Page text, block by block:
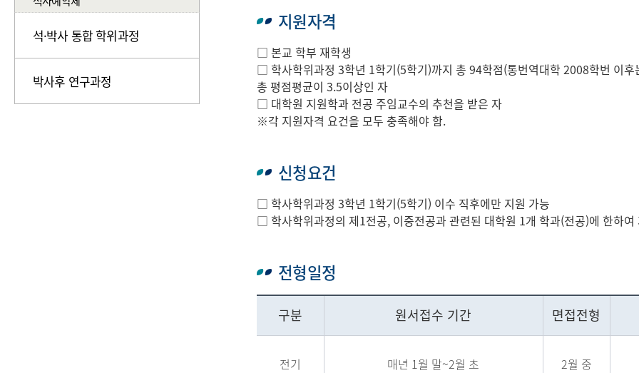
석·박사 통합 학위과정
박사후 연구과정
지원자격
□ 본교 학부 재학생
□ 학사학위과정 3학년 1학기(5학기)까지 총 94학점(통번역대학 2008학번 이후
총 평점평균이 3.5이상인 자
□ 대학원 지원학과 전공 주임교수의 추천을 받은 자
※각 지원자격 요건을 모두 충족해야 함.
신청요건
□ 학사학위과정 3학년 1학기(5학기) 이수 직후에만 지원 가능
□ 학사학위과정의 제1전공, 이중전공과 관련된 대학원 1개 학과(전공)에 한하여
전형일정
구분 원서접수 기간 면접전형
전기 매년 1월 말~2월 초 2월 중